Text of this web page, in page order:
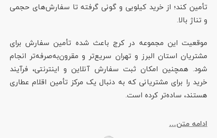
تأمین کند؛ از خرید کیلویی و گونی گرفته تا سفارش‌های حجمی
و تناژ بالا.
موقعیت این مجموعه در کرج باعث شده تأمین سفارش برای
مشتریان استان البرز و تهران سریع‌تر و مقرون‌به‌صرفه‌تر انجام
شود. همچنین امکان ثبت سفارش آنلاین و اینترنتی، فرآیند
خرید را برای مشتریانی که به دنبال یک مرکز تأمین اقلام عطاری
هستند، ساده‌تر کرده است.
ادامه متن…